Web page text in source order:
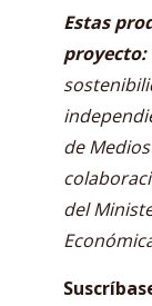
Estas
proyecto:
de
del